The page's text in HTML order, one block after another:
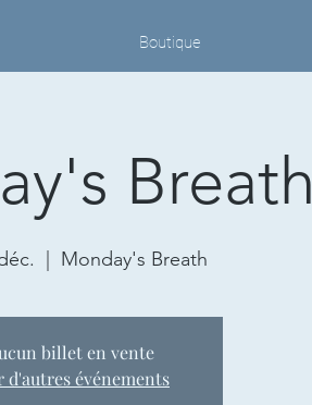
Boutique
Breath
Monday's Breath
billet en vente
d'autres événements